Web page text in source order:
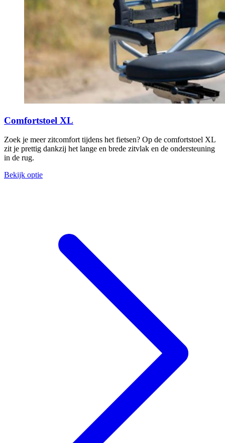
Comfortstoel XL
Zoek je meer zitcomfort tijdens het fietsen? Op de comfortstoel XL
zit je prettig dankzij het lange en brede zitvlak en de ondersteuning
in de rug.
Bekijk optie